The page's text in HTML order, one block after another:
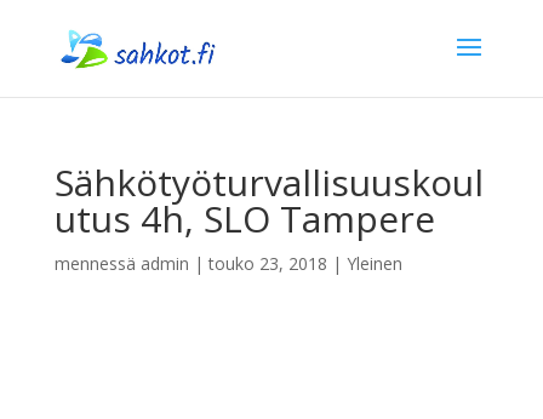
Sähkötyöturvallisuuskoul
utus 4h, SLO Tampere
mennessä admin |touko 23, 2018 | Yleinen